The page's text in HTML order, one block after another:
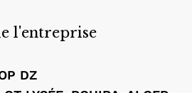
l'entreprise
DZ